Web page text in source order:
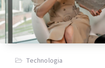
Technologia